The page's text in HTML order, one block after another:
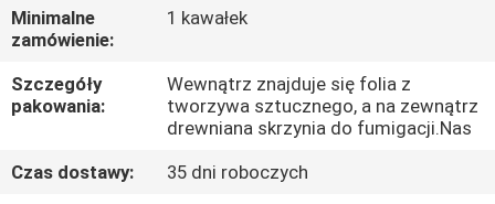
KONTROLA
JAKOŚCI
SKONTAKTUJ
Minimalne
zamówienie:
1 kawałek
Szczegóły
pakowania:
Wewnątrz znajduje się folia z
tworzywa sztucznego, a na zewnątrz
drewniana skrzynia do fumigacji.Nas
Czas dostawy:
35 dni roboczych